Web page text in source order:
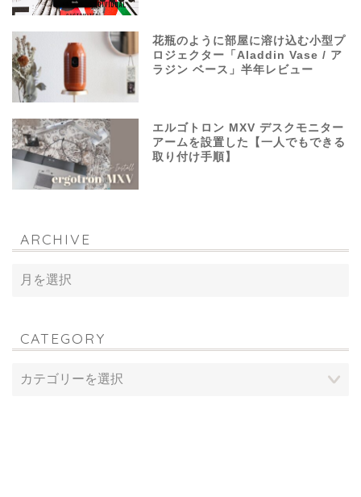
花瓶のように部屋に溶け込む小型プ
ロジェクター「Aladdin Vase / ア
ラジン ベース」半年レビュー
エルゴトロン MXV デスクモニター
アームを設置した【一人でもできる
取り付け手順】
ARCHIVE
CATEGORY